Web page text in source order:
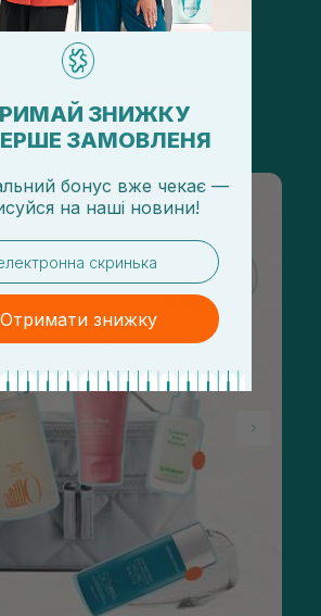
ЗНИЖКУ
ЗАМОВЛЕНЯ
бонус вже чекає —
на наші новини!
Отримати знижку